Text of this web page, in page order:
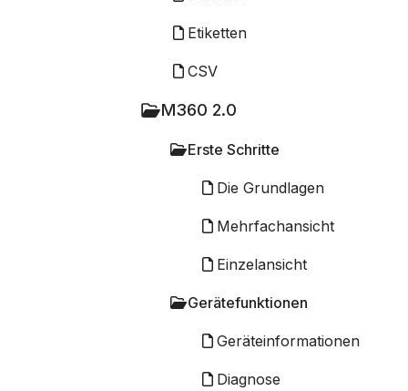
Etiketten
CSV
M360 2.0
Erste Schritte
Die Grundlagen
Mehrfachansicht
Einzelansicht
Gerätefunktionen
Geräteinformationen
Diagnose